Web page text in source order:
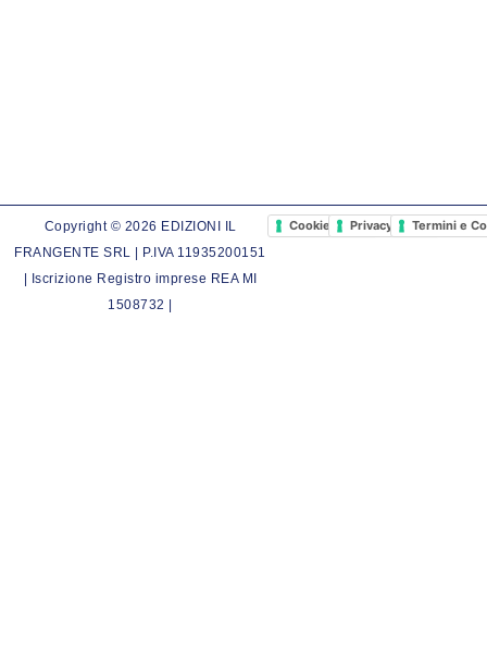
Copyright © 2026 EDIZIONI IL
FRANGENTE SRL | P.IVA 11935200151
| Iscrizione Registro imprese REA MI
1508732 |
Cookie PolicyPrivacy PolicyTermini e